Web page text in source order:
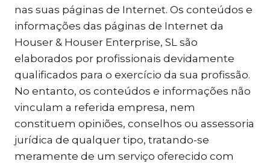
nas suas páginas de Internet. Os conteúdos e
informações das páginas de Internet da
Houser & Houser Enterprise, SL são
elaborados por profissionais devidamente
qualificados para o exercício da sua profissão.
No entanto, os conteúdos e informações não
vinculam a referida empresa, nem
constituem opiniões, conselhos ou assessoria
jurídica de qualquer tipo, tratando-se
meramente de um serviço oferecido com